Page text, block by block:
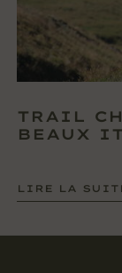
TRAIL
BEAUX
LIRE LA